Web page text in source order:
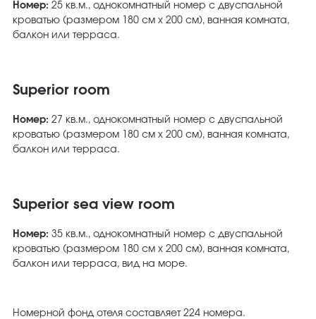
Номер: 25 кв.м., однокомнатный номер с двуспальной
кроватью (размером 180 см х 200 см), ванная комната,
балкон или терраса.
Superior room
Номер: 27 кв.м., однокомнатный номер с двуспальной
кроватью (размером 180 см х 200 см), ванная комната,
балкон или терраса.
Superior sea view room
Номер: 35 кв.м., однокомнатный номер с двуспальной
кроватью (размером 180 см х 200 см), ванная комната,
балкон или терраса, вид на море.
Номерной фонд отеля составляет 224 номера.